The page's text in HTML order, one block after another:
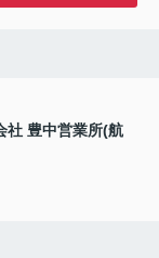
社 豊中営業所(航